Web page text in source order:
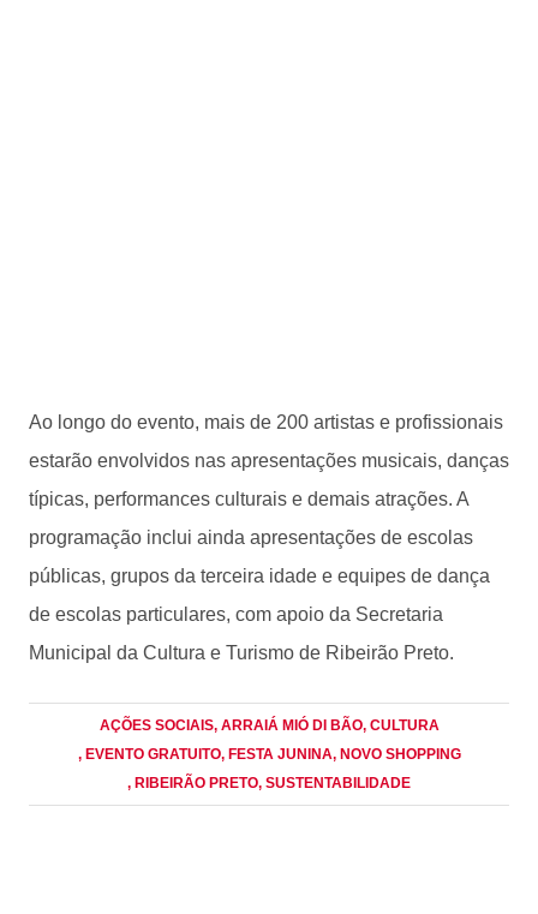
Ao longo do evento, mais de 200 artistas e profissionais
estarão envolvidos nas apresentações musicais, danças
típicas, performances culturais e demais atrações. A
programação inclui ainda apresentações de escolas
públicas, grupos da terceira idade e equipes de dança
de escolas particulares, com apoio da Secretaria
Municipal da Cultura e Turismo de Ribeirão Preto.
AÇÕES SOCIAIS, ARRAIÁ MIÓ DI BÃO, CULTURA
, EVENTO GRATUITO, FESTA JUNINA, NOVO SHOPPING
, RIBEIRÃO PRETO, SUSTENTABILIDADE